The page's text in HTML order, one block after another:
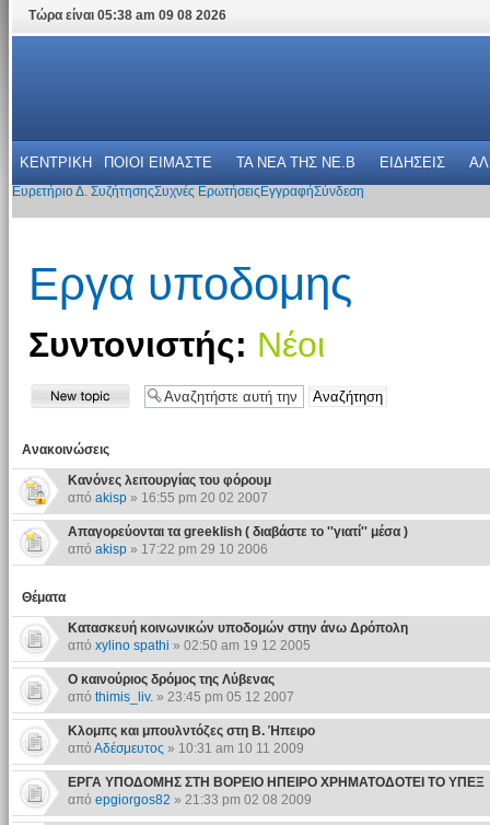
Τώρα είναι 05:38 am 09 08 2026
ΚΕΝΤΡΙΚΗ ΠΟΙΟΙ ΕΙΜΑΣΤΕ ΤΑ ΝΕΑ THΣ NE.B ΕΙΔΗΣΕΙΣ
Ευρετήριο Δ. ΣυζήτησηςΣυχνές Ερωτήσεις ΕγγραφήΣύνδεση
Εργα υποδομης
Συντονιστής: Νέοι
Ανακοινώσεις
Κανόνες λειτουργίας του φόρουμ
από akisp» 16:55 pm 20 02 2007
Απαγορεύονται τα greeklish ( διαβάστε το ''γιατί'' μέσα )
από akisp» 17:22 pm 29 10 2006
Θέματα
Κατασκευή κοινωνικών υποδομών στην άνω Δρόπολη
από xylino spathi » 02:50 am 19 12 2005
Ο καινούριος δρόμος της Λύβενας
από thimis_liv.» 23:45 pm 05 12 2007
Κλομπς και μπουλντόζες στη Β. Ήπειρο
από Αδέσμευτος » 10:31 am 10 11 2009
ΕΡΓΑ ΥΠΟΔΟΜΗΣ ΣΤΗ ΒΟΡΕΙΟ ΗΠΕΙΡΟ ΧΡΗΜΑΤΟΔΟΤΕΙ ΤΟ ΥΠΕΞ
από epgiorgos82 » 21:33 pm 02 08 2009